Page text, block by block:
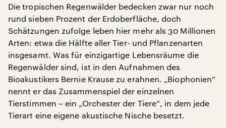
Die tropischen Regenwälder bedecken zwar nur noch
rund sieben Prozent der Erdoberfläche, doch
Schätzungen zufolge leben hier mehr als 30 Millionen
Arten: etwa die Hälfte aller Tier- und Pflanzenarten
insgesamt. Was für einzigartige Lebensräume die
Regenwälder sind, ist in den Aufnahmen des
Bioakustikers Bernie Krause zu erahnen. „Biophonien“
nennt er das Zusammenspiel der einzelnen
Tierstimmen – ein „Orchester der Tiere“, in dem jede
Tierart eine eigene akustische Nische besetzt.